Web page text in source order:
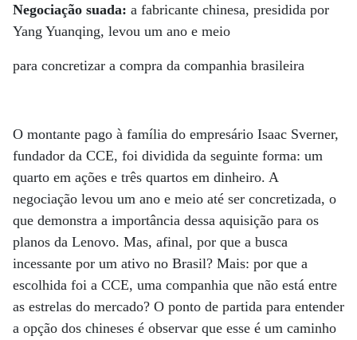
Negociação suada: a fabricante chinesa, presidida por
Yang Yuanqing, levou um ano e meio
para concretizar a compra da companhia brasileira
O montante pago à família do empresário Isaac Sverner,
fundador da CCE, foi dividida da seguinte forma: um
quarto em ações e três quartos em dinheiro. A
negociação levou um ano e meio até ser concretizada, o
que demonstra a importância dessa aquisição para os
planos da Lenovo. Mas, afinal, por que a busca
incessante por um ativo no Brasil? Mais: por que a
escolhida foi a CCE, uma companhia que não está entre
as estrelas do mercado? O ponto de partida para entender
a opção dos chineses é observar que esse é um caminho